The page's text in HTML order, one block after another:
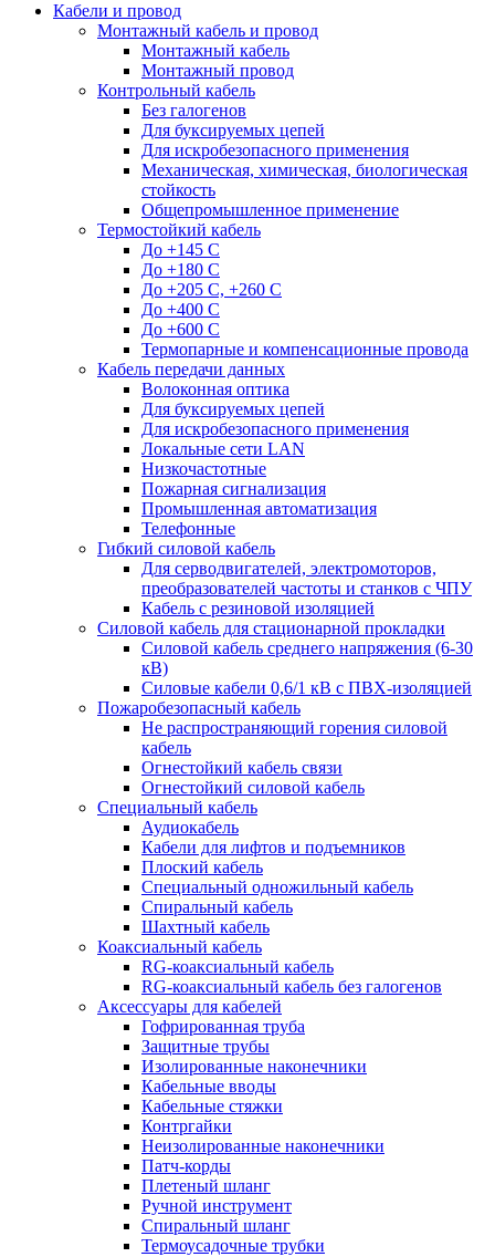
Кабели и провод
Монтажный кабель и провод
Монтажный кабель
Монтажный провод
Контрольный кабель
Без галогенов
Для буксируемых цепей
Для искробезопасного применения
Механическая, химическая, биологическая
стойкость
Общепромышленное применение
Термостойкий кабель
До +145 С
До +180 C
До +205 С, +260 С
До +400 C
До +600 С
Термопарные и компенсационные провода
Кабель передачи данных
Волоконная оптика
Для буксируемых цепей
Для искробезопасного применения
Локальные сети LAN
Низкочастотные
Пожарная сигнализация
Промышленная автоматизация
Телефонные
Гибкий силовой кабель
Для серводвигателей, электромоторов,
преобразователей частоты и станков с ЧПУ
Кабель с резиновой изоляцией
Силовой кабель для стационарной прокладки
Силовой кабель среднего напряжения (6-30
кВ)
Силовые кабели 0,6/1 кВ с ПВХ-изоляцией
Пожаробезопасный кабель
Не распространяющий горения силовой
кабель
Огнестойкий кабель связи
Огнестойкий силовой кабель
Специальный кабель
Аудиокабель
Кабели для лифтов и подъемников
Плоский кабель
Специальный одножильный кабель
Спиральный кабель
Шахтный кабель
Коаксиальный кабель
RG-коаксиальный кабель
RG-коаксиальный кабель без галогенов
Аксессуары для кабелей
Гофрированная труба
Защитные трубы
Изолированные наконечники
Кабельные вводы
Кабельные стяжки
Контргайки
Неизолированные наконечники
Патч-корды
Плетеный шланг
Ручной инструмент
Спиральный шланг
Термоусадочные трубки